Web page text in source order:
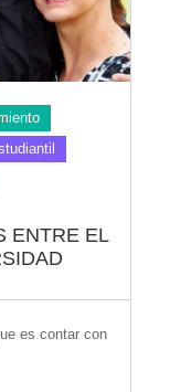
ENTRE EL
es contar con